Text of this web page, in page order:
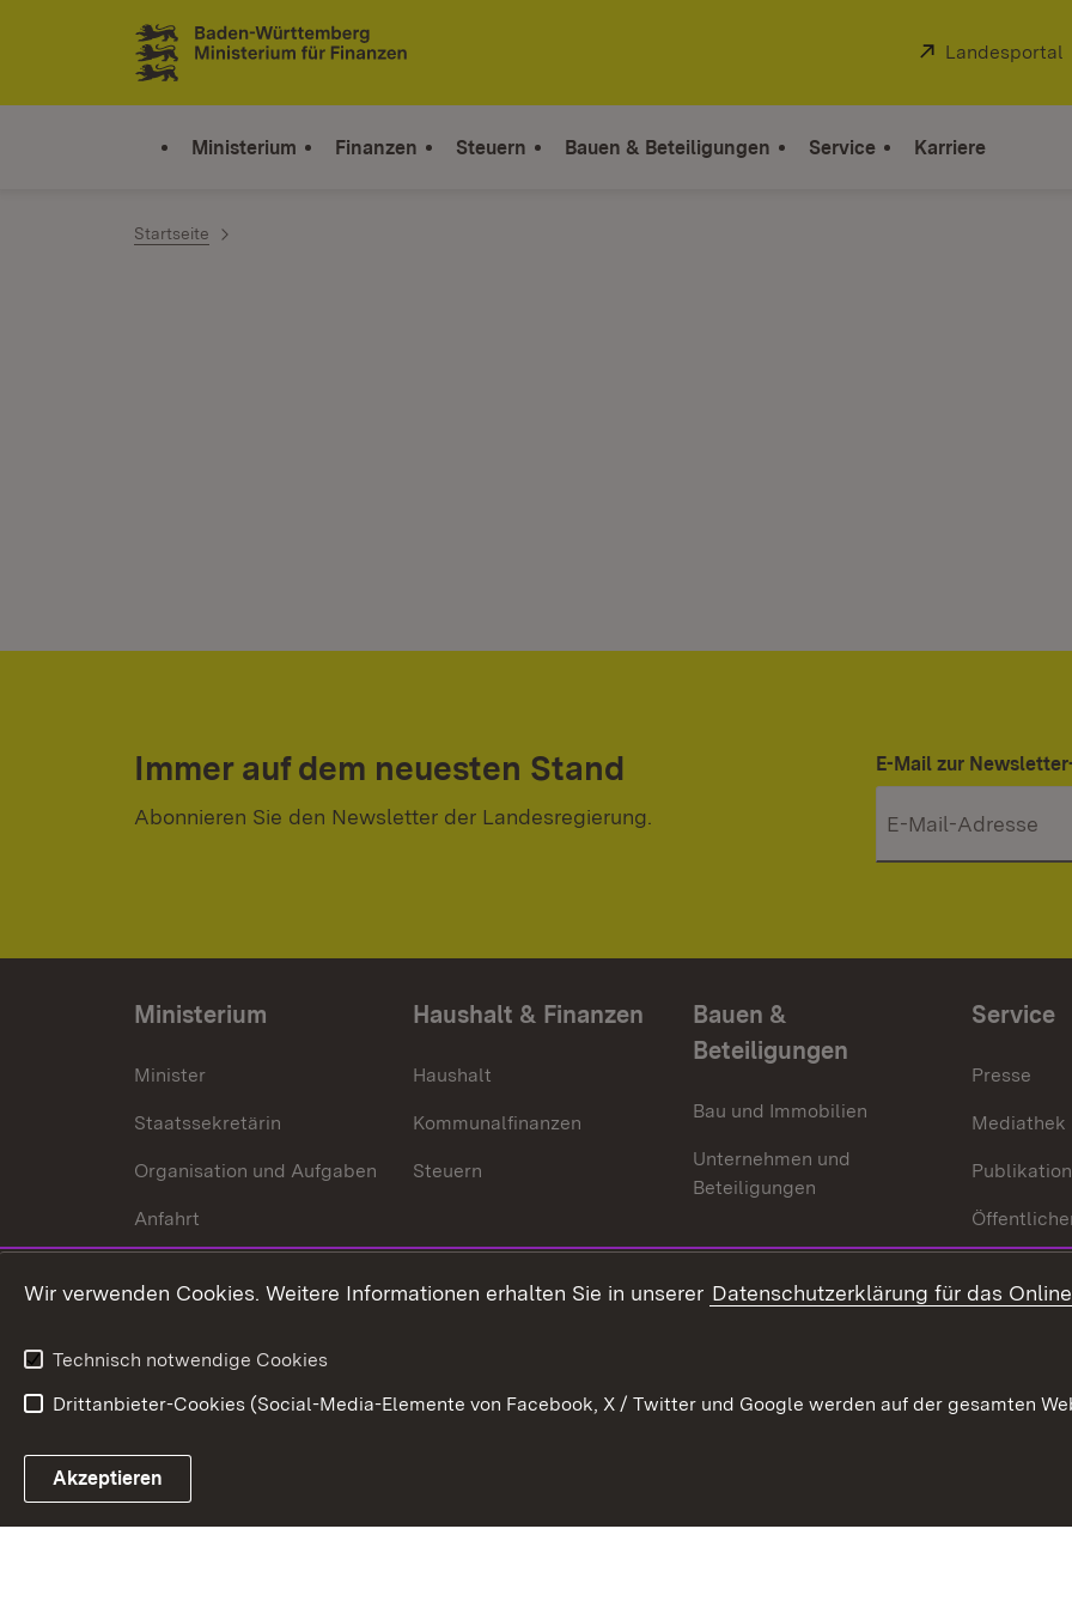
Zum Inhalt springen
Link zur Startseite
Extern:
Landesportal
Ministerium Finanzen Steuern Bauen & Beteiligungen Service Karriere
Startseite
Immer auf dem neuesten Stand
Abonnieren Sie den Newsletter der Landesregierung.
E-Mail zur
Ministerium
Minister
Staatssekretärin
Organisation und Aufgaben
Anfahrt
Haushalt & Finanzen
Haushalt
Kommunalfinanzen
Steuern
Bauen &
Beteiligungen
Bau und Immobilien
Unternehmen und
Beteiligungen
Service
Presse
Mediathek
Link zum Landesportal
Wir verwenden Cookies. Weitere Informationen erhalten Sie in unserer Datenschutzerklärung für das
Technisch notwendige Cookies
Drittanbieter-Cookies (Social-Media-Elemente von Facebook, X / Twitter und Google werden auf der gesamten
Akzeptieren